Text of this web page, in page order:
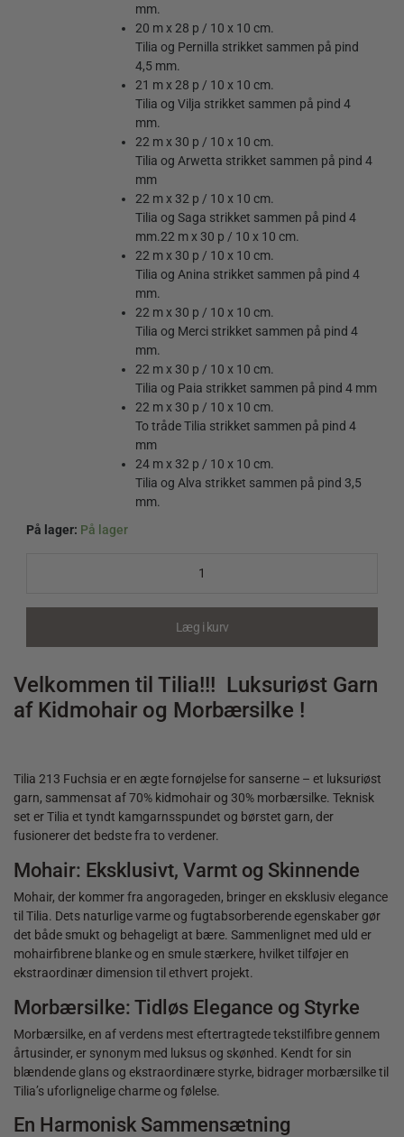
mm.
20 m x 28 p / 10 x 10 cm.
Tilia og Pernilla strikket sammen på pind
4,5 mm.
21 m x 28 p / 10 x 10 cm.
Tilia og Vilja strikket sammen på pind 4
mm.
22 m x 30 p / 10 x 10 cm.
Tilia og Arwetta strikket sammen på pind 4
mm
22 m x 32 p / 10 x 10 cm.
Tilia og Saga strikket sammen på pind 4
mm.22 m x 30 p / 10 x 10 cm.
22 m x 30 p / 10 x 10 cm.
Tilia og Anina strikket sammen på pind 4
mm.
22 m x 30 p / 10 x 10 cm.
Tilia og Merci strikket sammen på pind 4
mm.
22 m x 30 p / 10 x 10 cm.
Tilia og Paia strikket sammen på pind 4 mm
22 m x 30 p / 10 x 10 cm.
To tråde Tilia strikket sammen på pind 4
mm
24 m x 32 p / 10 x 10 cm.
Tilia og Alva strikket sammen på pind 3,5
mm.
På lager: På lager
Læg i kurv
Velkommen til Tilia!!! Luksuriøst Garn
af Kidmohair og Morbærsilke !
Tilia 213 Fuchsia er en ægte fornøjelse for sanserne – et luksuriøst
garn, sammensat af 70% kidmohair og 30% morbærsilke. Teknisk
set er Tilia et tyndt kamgarnsspundet og børstet garn, der
fusionerer det bedste fra to verdener.
Mohair: Eksklusivt, Varmt og Skinnende
Mohair, der kommer fra angorageden, bringer en eksklusiv elegance
til Tilia. Dets naturlige varme og fugtabsorberende egenskaber gør
det både smukt og behageligt at bære. Sammenlignet med uld er
mohairfibrene blanke og en smule stærkere, hvilket tilføjer en
ekstraordinær dimension til ethvert projekt.
Morbærsilke: Tidløs Elegance og Styrke
Morbærsilke, en af verdens mest eftertragtede tekstilfibre gennem
årtusinder, er synonym med luksus og skønhed. Kendt for sin
blændende glans og ekstraordinære styrke, bidrager morbærsilke til
Tilia’s uforlignelige charme og følelse.
En Harmonisk Sammensætning